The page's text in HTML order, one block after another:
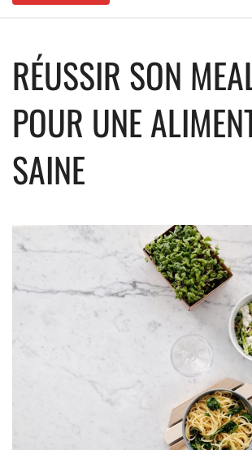
RÉUSSIR SON
POUR UNE
SAINE